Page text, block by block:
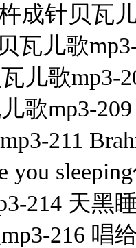
成针贝瓦
瓦儿歌
儿歌mp3-
歌mp3-
211
you
214 天黑
216 唱